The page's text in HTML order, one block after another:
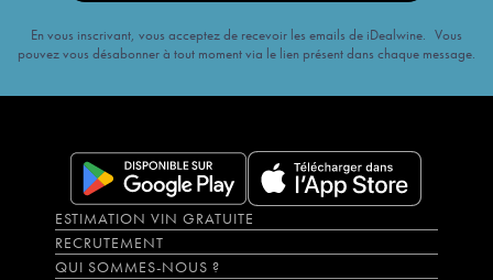
En vous inscrivant, vous acceptez de recevoir les emails de iDealwine. Vous
pouvez vous désabonner à tout moment via le lien présent dans chaque message.
ESTIMATION VIN GRATUITE
RECRUTEMENT
QUI SOMMES-NOUS ?